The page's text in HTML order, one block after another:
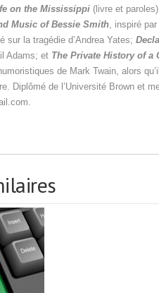
on the Mississippi (livre et
Music of Bessie Smith, inspiré
sur la tragédie d’Andrea Yates;
Adams; et The Private History of a
de Mark Twain, alors
Diplômé de l’Université Brown et